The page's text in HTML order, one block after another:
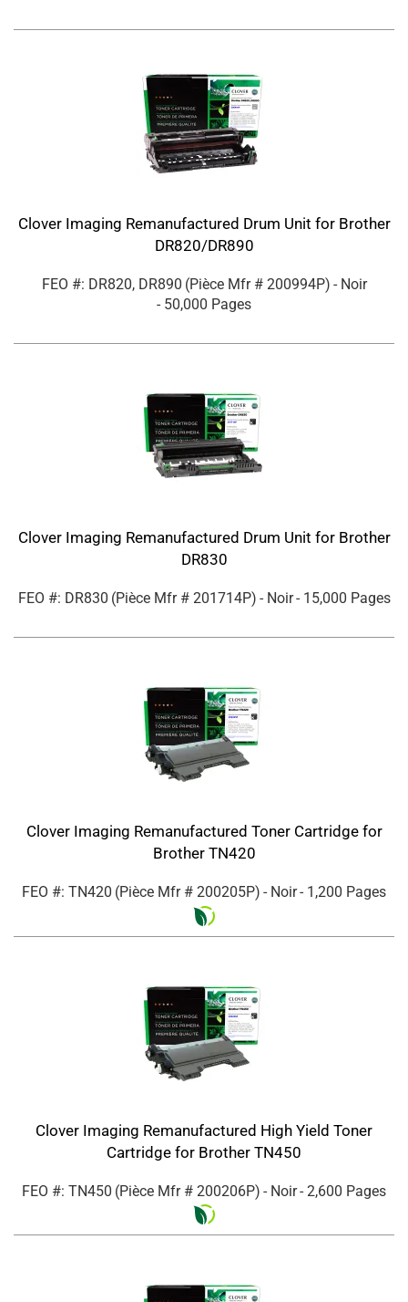
Clover Imaging Remanufactured Drum Unit for Brother
DR820/DR890
FEO #: DR820, DR890 (Pièce Mfr # 200994P) - Noir
- 50,000 Pages
Clover Imaging Remanufactured Drum Unit for Brother
DR830
FEO #: DR830 (Pièce Mfr # 201714P) - Noir- 15,000 Pages
Clover Imaging Remanufactured Toner Cartridge for
Brother TN420
FEO #: TN420 (Pièce Mfr # 200205P) - Noir- 1,200 Pages
Clover Imaging Remanufactured High Yield Toner
Cartridge for Brother TN450
FEO #: TN450 (Pièce Mfr # 200206P) - Noir- 2,600 Pages